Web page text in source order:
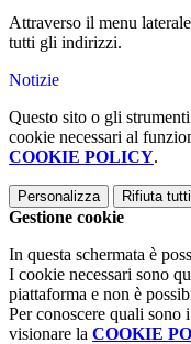
Attraverso il menu
tutti gli indirizzi.
Notizie
Questo sito o gli
cookie necessari al
COOKIE POLICY.
Personalizza Rifiuta tutti
Gestione cookie
In questa schermata è
I cookie necessari sono
piattaforma e non è
Per conoscere quali sono
visionare la COOKIE